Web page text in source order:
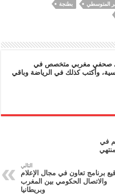
المتوسطي
بطنجة
صحفي مغربي متخصص في
وأكتب كذلك في الرياضة وباقي
درهم في
التالي
برنامج تعاون في مجال الإعلام
والاتصال الحكومي بين المغرب
وبريطانيا